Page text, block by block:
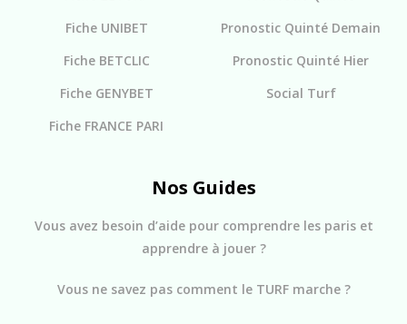
Fiche UNIBET
Fiche BETCLIC
Fiche GENYBET
Fiche FRANCE PARI
Pronostic Quinté Demain
Pronostic Quinté Hier
Social Turf
Nos Guides
Vous avez besoin d’aide pour comprendre les paris et
apprendre à jouer ?
Vous ne savez pas comment le TURF marche ?